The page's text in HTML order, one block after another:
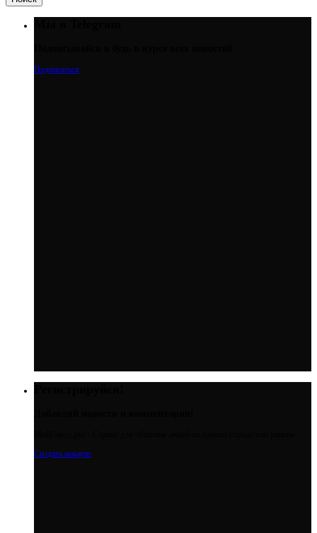
Подписаться
Создать аккаунт